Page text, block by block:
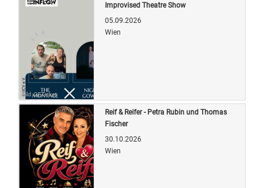
Bild: OETicket
Improvised Theatre Show
05.09.2026
Wien
Reif & Reifer - Petra Rubin und Thomas
Fischer
30.10.2026
Wien